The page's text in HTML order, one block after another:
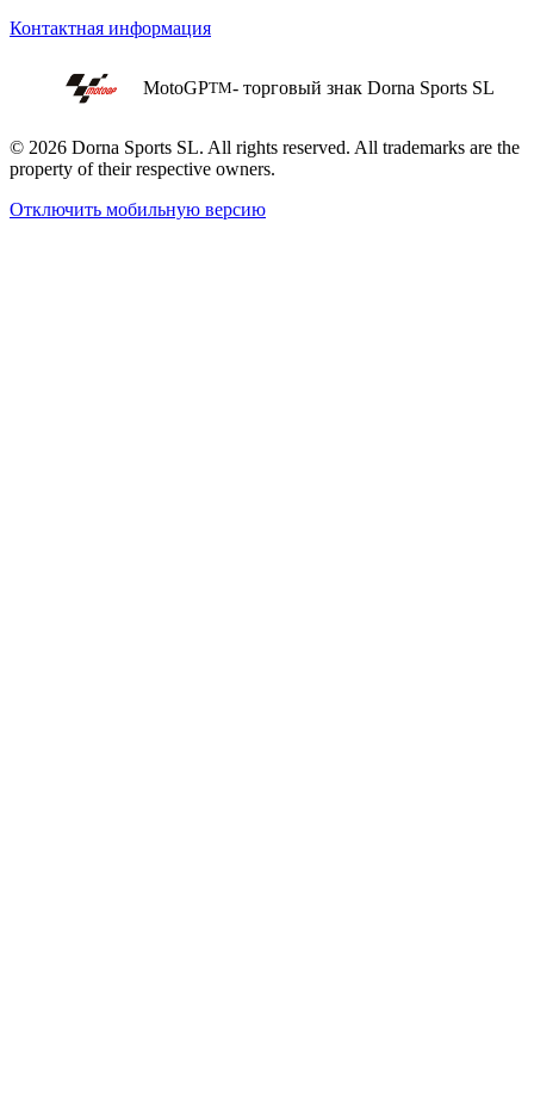
Контактная информация
MotoGPTM- торговый знак Dorna Sports SL
© 2026 Dorna Sports SL. All rights reserved. All trademarks are the
property of their respective owners.
Отключить мобильную версию